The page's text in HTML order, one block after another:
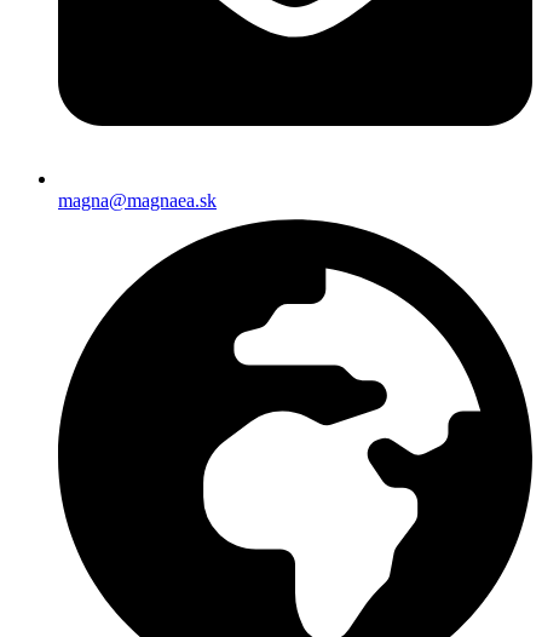
magna@magnaea.sk